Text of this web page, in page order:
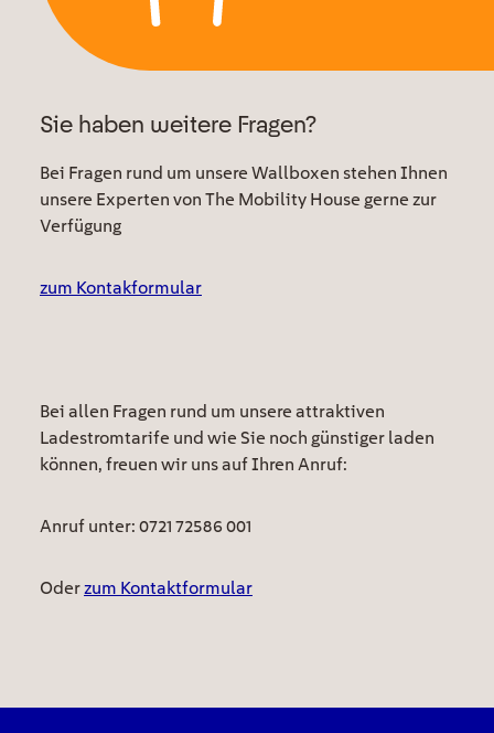
Sie haben weitere Fragen?
Bei Fragen rund um unsere Wallboxen stehen Ihnen
unsere Experten von The Mobility House gerne zur
Verfügung
zum Kontakformular
Bei allen Fragen rund um unsere attraktiven
Ladestromtarife und wie Sie noch günstiger laden
können, freuen wir uns auf Ihren Anruf:
Anruf unter: 0721 72586 001
Oderzum Kontaktformular